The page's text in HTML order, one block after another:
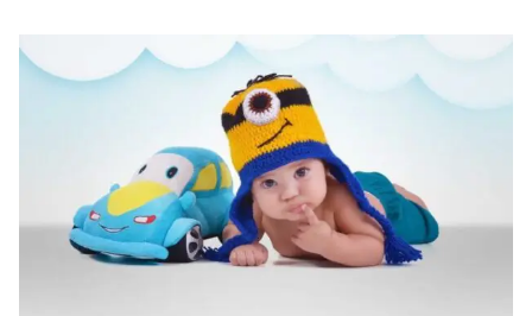
積立投資の重要ポイント4：経費が安い
積立投資の定期買付の見直し
今までの積立投資の内訳
積立投資の投資信託見直し：まとめ